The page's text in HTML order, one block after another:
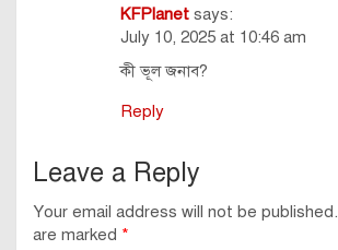
KFPlanet says:
July 10, 2025 at 10:46 am
কী ভূল জনাব?
Reply
Leave a Reply
Your email address will not be published.
are marked *